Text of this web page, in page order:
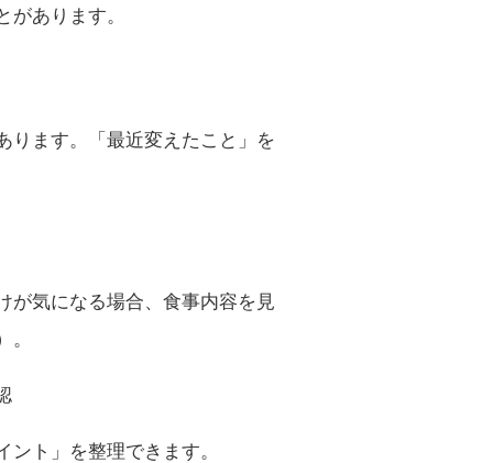
あります。
ります。「最近変えたこと」を
が気になる場合、食事内容を見
ト」を整理できます。